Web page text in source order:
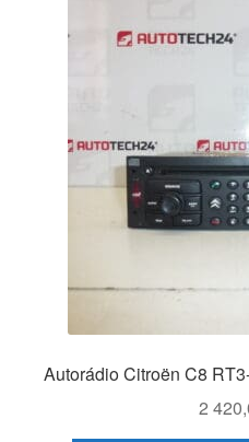
Autorádio Citroën C8
2